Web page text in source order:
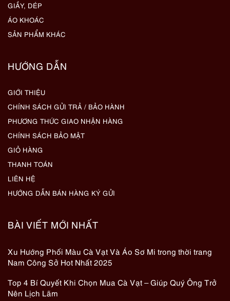
GIẦY, DÉP
ÁO KHOÁC
SẢN PHẨM KHÁC
HƯỚNG DẪN
GIỚI THIỆU
CHÍNH SÁCH GỬI TRẢ / BẢO HÀNH
PHƯƠNG THỨC GIAO NHẬN HÀNG
CHÍNH SÁCH BẢO MẬT
GIỎ HÀNG
THANH TOÁN
LIÊN HỆ
HƯỚNG DẪN BÁN HÀNG KÝ GỬI
BÀI VIẾT MỚI NHẤT
Xu Hướng Phối Màu Cà Vạt Và Áo Sơ Mi trong thời trang
Nam Công Sở Hot Nhất 2025
Top 4 Bí Quyết Khi Chọn Mua Cà Vạt – Giúp Quý Ông Trở
Nên Lịch Lãm